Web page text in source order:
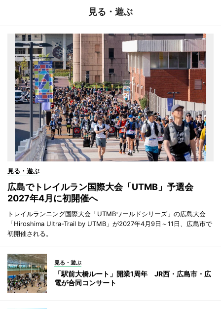
見る・遊ぶ
見る・遊ぶ
広島でトレイルラン国際大会「UTMB」予選会
2027年4月に初開催へ
トレイルランニング国際大会「UTMBワールドシリーズ」の広島大会
「Hiroshima Ultra-Trail by UTMB」が2027年4月9日～11日、広島市で
初開催される。
見る・遊ぶ
「駅前大橋ルート」開業1周年 JR西・広島市・広
電が合同コンサート